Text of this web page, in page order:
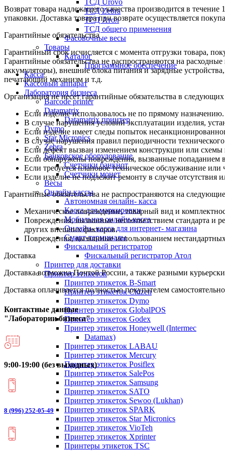
ТСД Urovo
ТСД Zebra
ТСД Атол
ТСД общего применения
Фасовочные весы
Товары
Каталог
Программное обеспечение
Касса
Кассовый аппарат
Лаборатория бизнеса
Barcode printer
Datamatrix
Datamatrix принтер
Dymo
Star Micronics
Zebra
Банковское оборудование
Счетчики банкнот
Счетчики монет
Весы
Онлайн кассы
Автономная онлайн- касса
Касса для маркировки
Мобильная онлайн-касса
Онлайн- касса для интернет- магазина
Смарт-терминалы
Фискальный регистратор
Фискальный регистратор Атол
Принтер для доставки
Принтер этикеток
Принтер этикеток B-Smart
Принтер этикеток Citizen
Принтер этикеток Dymo
Принтер этикеток GlobalPOS
Принтер этикеток Godex
Принтер этикеток Honeywell (Intermec
Datamax)
Принтер этикеток LABAU
Принтер этикеток Mercury
Принтер этикеток Posiflex
Принтер этикеток SalePos
Принтер этикеток Samsung
Принтер этикеток SATO
Принтер этикеток Sewoo (Lukhan)
Принтер этикеток SPARK
Принтер этикеток Star Micronics
Принтер этикеток VioTeh
Принтер этикеток Xprinter
Принтеры этикеток TSC
Возврат товара надлежащего качества производится в
упаковки. Доставка товара при возврате осуществляется
Гарантийные обязательства
Гарантийный срок исчисляется с момента отгрузки товара,
Гарантийные обязательства не распространяются на
аккумуляторы), внешние блока питания и зарядные
печатающий механизм и т.д.
Организация не несет гарантийные обязательства в следующих
Если изделие использовалось не по прямому назначению.
В случае нарушения условий эксплуатации изделия,
Если изделие имеет следы попыток
В случае нарушения правил периодичности
Если дефект вызван изменением конструкции или
Если обнаружены повреждения, вызванные попаданием
Если требуется плановое техническое обслуживание или
Если изделие не подлежит ремонту в случае
Гарантийные обязательства не распространяются на
Механическое повреждение, товарный вид и
Повреждения, вызванные несоответствием стандарта и
других внешних факторов.
Повреждения, вызванные использованием
Доставка
Доставка возможна Почтой России, а также разными
Доставка оплачивается полностью покупателем
Контактные данные
"Лаборатории бизнеса"
9:00-19:00 (без выходных)
8 (996) 252-05-49